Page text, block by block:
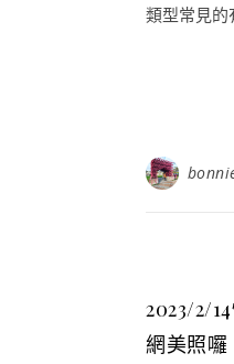
類型常見的
2023/2/
網美照囉